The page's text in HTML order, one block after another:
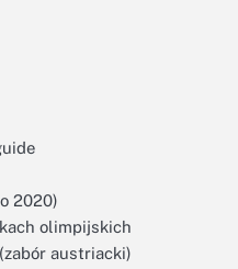
2020)
olimpijskich
austriacki)